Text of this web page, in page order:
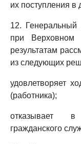
их поступления в
12. Генеральный
при Верховном
результатам
из следующих
удовлетворяет
(работника);
отказывает в
гражданского